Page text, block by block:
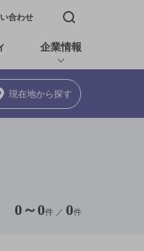
合わせ 検索窓を開く
企業情報
現在地から探す
0 ～ 0件 ／ 0件